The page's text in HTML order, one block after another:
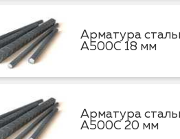
Арматура
А500С 18 мм
Арматура
А500С 20 мм